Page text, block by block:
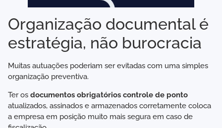
Organização documental é
estratégia, não burocracia
Muitas autuações poderiam ser evitadas com uma simples
organização preventiva.
Ter os documentos obrigatórios controle de ponto
atualizados, assinados e armazenados corretamente coloca
a empresa em posição muito mais segura em caso de